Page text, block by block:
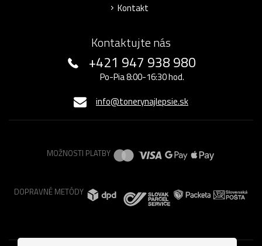
Kontakt
Kontaktujte nás
+421 947 938 980
Po-Pia 8:00-16:30 hod.
info@tonerynajlepsie.sk
MOŽNOSTI PLATBY
DOPRAVNÉ METÓDY